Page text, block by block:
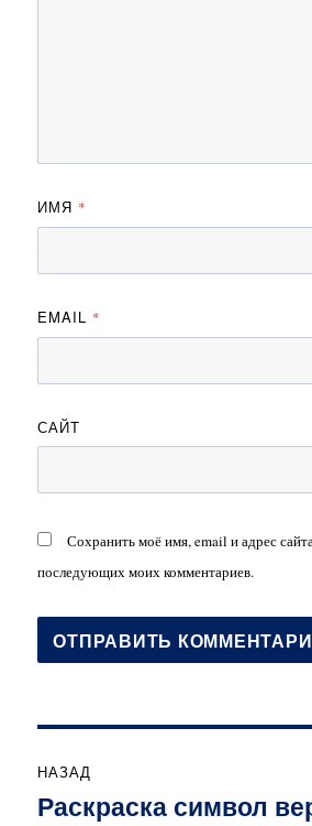
ИМЯ *
EMAIL *
САЙТ
Сохранить моё имя, email и адрес
последующих моих комментариев.
по
НАЗАД
Предыдущая
Раскраска символ